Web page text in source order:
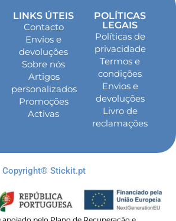
LINKS ÚTEIS
Contacto
Envios e
devoluções
Sobre nós
Artigos
personalizados
Promoções
Activas
POLÍTICAS
LEGAIS
Políticas de
privacidade
Termos e
condições
Envios e
devoluções
Livro de
reclamações
Copyright® Stickit.pt